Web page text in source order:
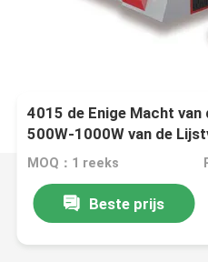
4015 de Enige Macht
500W-1000W van de
MOQ：1 reeks
Beste prijs